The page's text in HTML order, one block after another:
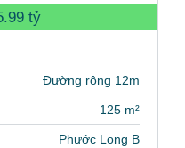
tỷ
Đường rộng 12m
125 m²
Phước Long B